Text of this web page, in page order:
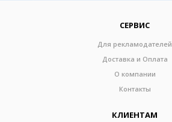
СЕРВИС
Для рекламодателей
Доставка и Оплата
О компании
Контакты
КЛИЕНТАМ